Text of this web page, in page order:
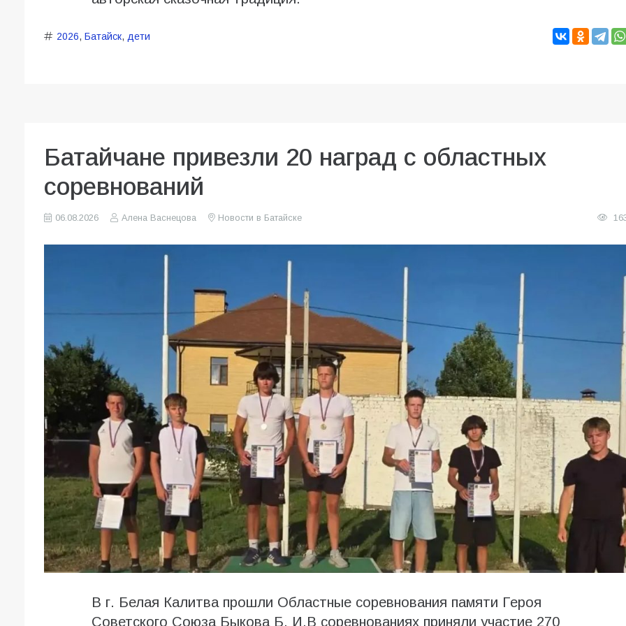
2026, Батайск, дети
Батайчане привезли 20 наград с областных
соревнований
06.08.2026 Алена Васнецова Новости в Батайске
В г. Белая Калитва прошли Областные соревнования памяти Героя
Советского Союза Быкова Б. И.В соревнованиях приняли участие 270